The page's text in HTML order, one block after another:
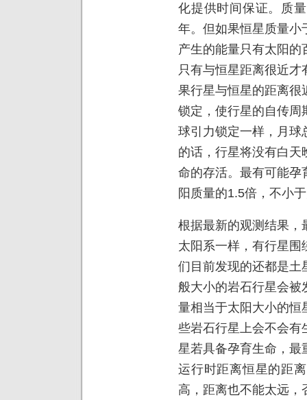
化提供时间保证。质
年。但如果恒星质量小
产生的能量只有太阳
只有与恒星距离很近
果行星与恒星的距离很
锁定，使行星的自传周
球引力锁定一样，月球
的话，行星将没有白
命的存活。最有可能孕
阳质量的1.5倍，不小
根据最新的观测结果，
太阳系一样，有行星
们目前发现的还都是土
般大小的岩石行星会被
量相当于太阳大小的恒
些岩石行星上会不会有
星若具备孕育生命，最
运行时距离恒星的距
高，距离也不能太远